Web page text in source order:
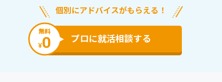
個別にアドバイスがもらえる！
無料
¥0 プロに就活相談する